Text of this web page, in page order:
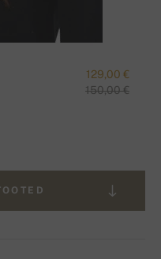
129,00 €
150,00 €